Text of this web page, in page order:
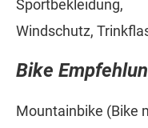
Sportbekleidung,
Windschutz,
Bike
Mountainbike (Bike